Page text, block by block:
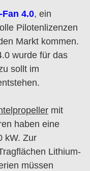
Fan 4.0, ein
Pilotenlizenzen
Markt kommen.
wurde für das
sollt im
mit
haben eine
kW. Zur
Lithium-
müssen